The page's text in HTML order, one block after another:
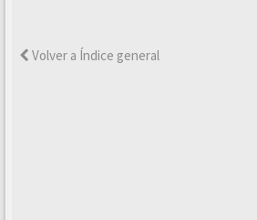
Volver a Índice general